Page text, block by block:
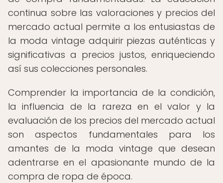
continua sobre las valoraciones y precios del
mercado actual permite a los entusiastas de
la moda vintage adquirir piezas auténticas y
significativas a precios justos, enriqueciendo
así sus colecciones personales.
Comprender la importancia de la condición,
la influencia de la rareza en el valor y la
evaluación de los precios del mercado actual
son aspectos fundamentales para los
amantes de la moda vintage que desean
adentrarse en el apasionante mundo de la
compra de ropa de época.